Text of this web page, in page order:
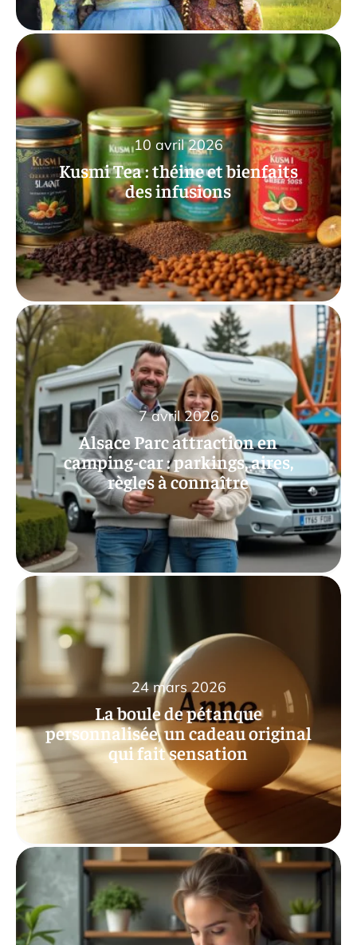
Kusmi Tea : théine et bienfaits
des infusions
10 avril 2026
Alsace Parc attraction en
camping-car : parkings, aires,
règles à connaître
7 avril 2026
La boule de pétanque
personnalisée, un cadeau original
qui fait sensation
24 mars 2026